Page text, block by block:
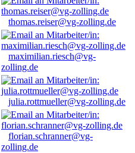
thomas.reiser@vg-zolling.de
maximilian.riesch@vg-
zolling.de
julia.rottmueller@vg-zolling.de
florian.schranner@vg-
zolling.de